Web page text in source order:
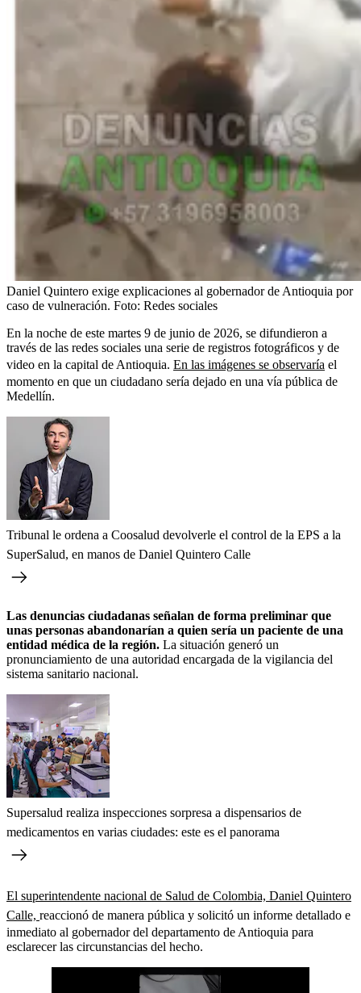
Daniel Quintero exige explicaciones al gobernador de Antioquia por
caso de vulneración. Foto: Redes sociales
En la noche de este martes 9 de junio de 2026, se difundieron a
través de las redes sociales una serie de registros fotográficos y de
video en la capital de Antioquia. En las imágenes se observaría el
momento en que un ciudadano sería dejado en una vía pública de
Medellín.
Tribunal le ordena a Coosalud devolverle el control de la EPS a la
SuperSalud, en manos de Daniel Quintero Calle
Las denuncias ciudadanas señalan de forma preliminar que
unas personas abandonarían a quien sería un paciente de una
entidad médica de la región. La situación generó un
pronunciamiento de una autoridad encargada de la vigilancia del
sistema sanitario nacional.
Supersalud realiza inspecciones sorpresa a dispensarios de
medicamentos en varias ciudades: este es el panorama
El superintendente nacional de Salud de Colombia, Daniel Quintero
Calle, reaccionó de manera pública y solicitó un informe detallado e
inmediato al gobernador del departamento de Antioquia para
esclarecer las circunstancias del hecho.